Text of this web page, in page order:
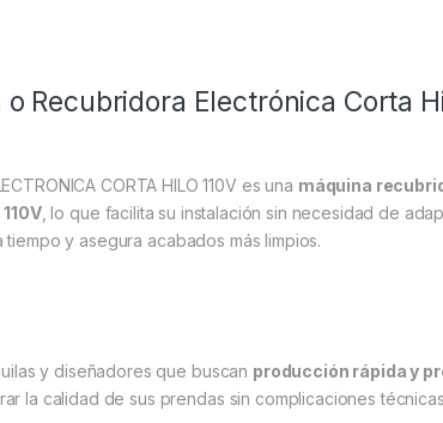
Recubridora Electrónica Corta
CORTA HILO 110V es una máquina
110V, lo que facilita su instalación sin necesidad de
tiempo y asegura acabados más limpios.
y diseñadores que buscan producción rápida y
la calidad de sus prendas sin complicaciones